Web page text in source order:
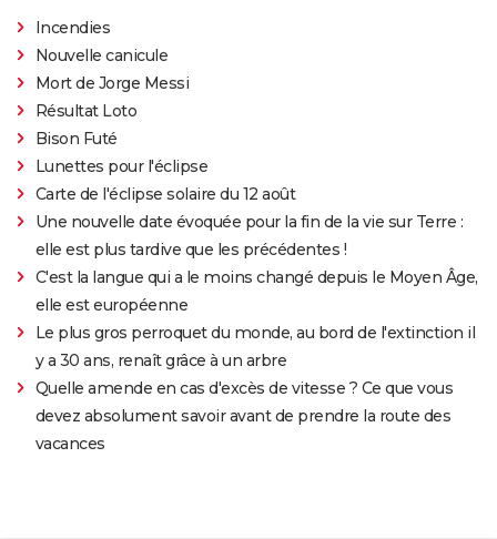
Incendies
Nouvelle canicule
Mort de Jorge Messi
Résultat Loto
Bison Futé
Lunettes pour l'éclipse
Carte de l'éclipse solaire du 12 août
Une nouvelle date évoquée pour la fin de la vie sur Terre :
elle est plus tardive que les précédentes !
C'est la langue qui a le moins changé depuis le Moyen Âge,
elle est européenne
Le plus gros perroquet du monde, au bord de l'extinction il
y a 30 ans, renaît grâce à un arbre
Quelle amende en cas d'excès de vitesse ? Ce que vous
devez absolument savoir avant de prendre la route des
vacances